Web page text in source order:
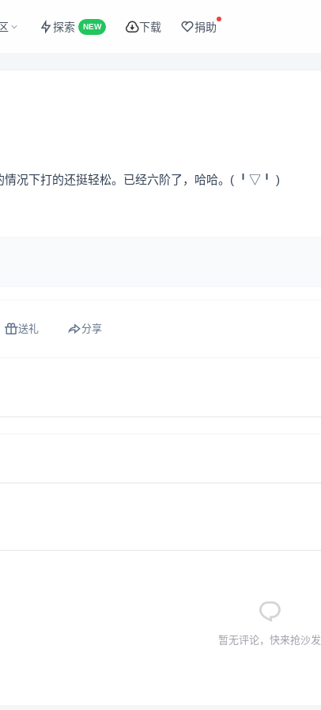
探索 NEW 下载 捐助
情况下打的还挺轻松。已经六阶了，哈哈。( ╹▽╹ )
送礼 分享
暂无评论，快来抢沙发